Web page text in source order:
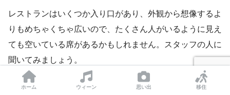
レストランはいくつか入り口があり、外観から想像するよ
りもめちゃくちゃ広いので、たくさん人がいるように見え
ても空いている席があるかもしれません。スタッフの人に
聞いてみましょう。
ホーム ウィーン 思い出 移住